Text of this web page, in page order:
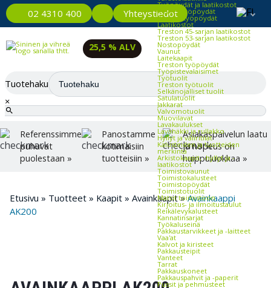
02 4310 400 Yhteystiedot
Työpöydät ja laatikostot
Kevyet työpöydät
Raskaat työpöydät
Laatikostot
Treston 45-sarjan laatikostot
Treston 53-sarjan laatikostot
Nostopöydät
Vaunut
Laitekaapit
Treston työpöydät
Työpistevalaisimet
Työtuolit
Treston työtuolit
Selkänojalliset tuolit
Satulatuolit
Jakkarat
Valvomotuolit
Muovilavat
Lavakaulukset
Lavahäkki ja rullakko
Hyllyt ja väliritilät
Kalusteiden ja tuotteiden
merkintä
Arkistokaapit, -hyllyt ja -
laatikostot
Toimistovaunut
Toimistokalusteet
Toimistopöydät
Toimistotuolit
Matot toimistoon
Kirjoitus- ja ilmoitustaulut
Reikälevykalusteet
Kannatinsarjat
Työkaluseinä
Pakkaustarvikkeet ja -laitteet
Vaa'at
Kalvot ja kiristeet
Pakkausteipit
Vanteet
Tarrat
Pakkauskoneet
Pakkauspahvit ja -paperit
Pussit ja pehmusteet
25,5 % ALV
Tuotehaku
×
Referenssimme
puhuvat
puolestaan »
Panostamme
kotimaisiin
tuotteisiin »
Asiakaspalvelun laatu
ja nopeus on
huippuluokkaa »
Etusivu » Tuotteet » Kaapit » Avainkaapit»Avainkaappi
AK200